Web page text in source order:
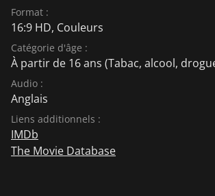
Format :
16:9 HD, Couleurs
Catégorie d'âge :
À partir de 16 ans (Tabac, alcool,
Audio :
Anglais
Liens additionnels :
IMDb
The Movie Database